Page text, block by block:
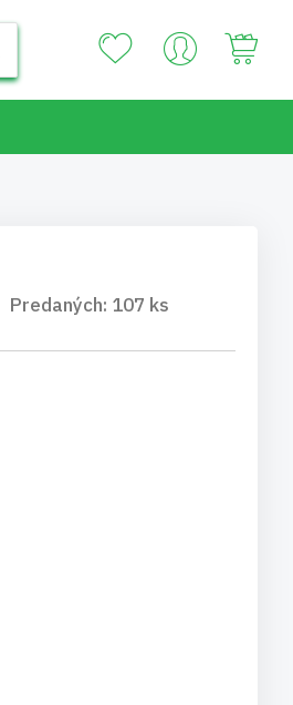
Predaných: 107 ks